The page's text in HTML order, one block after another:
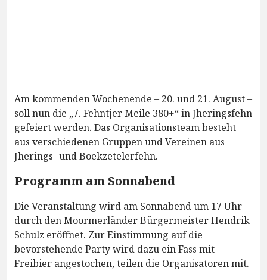
Am kommenden Wochenende – 20. und 21. August –
soll nun die „7. Fehntjer Meile 380+“ in Jheringsfehn
gefeiert werden. Das Organisationsteam besteht
aus verschiedenen Gruppen und Vereinen aus
Jherings- und Boekzetelerfehn.
Programm am Sonnabend
Die Veranstaltung wird am Sonnabend um 17 Uhr
durch den Moormerländer Bürgermeister Hendrik
Schulz eröffnet. Zur Einstimmung auf die
bevorstehende Party wird dazu ein Fass mit
Freibier angestochen, teilen die Organisatoren mit.